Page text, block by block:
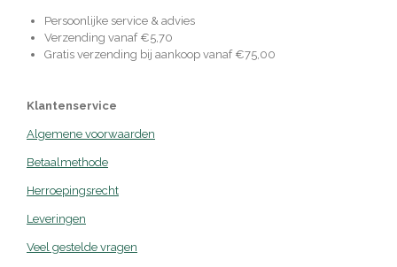
Persoonlijke service & advies
Verzending vanaf €5,70
Gratis verzending bij aankoop vanaf €75,00
Klantenservice
Algemene voorwaarden
Betaalmethode
Herroepingsrecht
Leveringen
Veel gestelde vragen